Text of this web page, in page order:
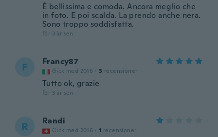
È bellissima e comoda. Ancora meglio che
in foto. E poi scalda. La prendo anche nera.
Sono troppo soddisfatta.
för 3 år sen
F Francy87
Gick med 2016 · 3 recensioner
Tutto ok, grazie
för 3 år sen
R Randi
Gick med 2016 · 1 recensioner